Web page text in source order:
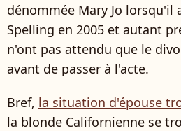
dénommée Mary Jo lorsqu'il
Spelling en 2005 et autant
n'ont pas attendu que le
avant de passer à l'acte.
Bref, la situation d'épouse
la blonde Californienne se